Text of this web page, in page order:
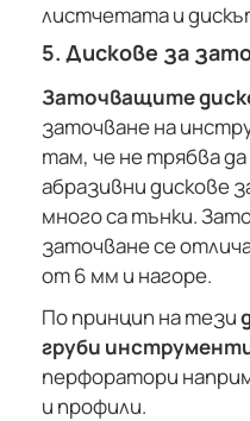
листчетата и
5. Дискове за
Заточващите
заточване на
там, че не трябва
абразивни дискове
много са тънки.
заточване се
от 6 мм и нагоре.
По принцип на тези
груби
перфоратори
и профили.